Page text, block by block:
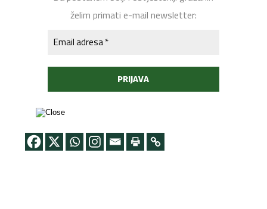
želim primati e-mail newsletter: